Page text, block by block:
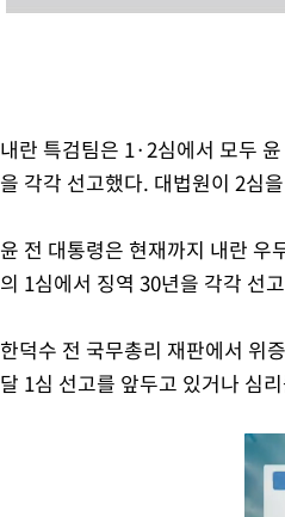
내란 특검팀은 1·2심에서 모두
을 각각 선고했다. 대법원이 2심
윤 전 대통령은 현재까지 내란
의 1심에서 징역 30년을 각각 선
한덕수 전 국무총리 재판에서 위
달 1심 선고를 앞두고 있거나 심